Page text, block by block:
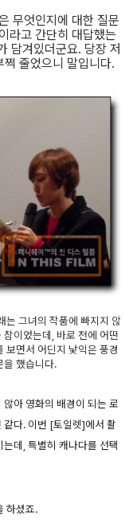
무엇인지에 대한 질문
라고 간단히 대답했는
담겨있더군요. 당장 저
줄었으니 말입니다.
는 그녀의 작품에 빠지지 않
이었는데, 바로 전에 어떤
보면서 어딘지 낯익은 풍경
을 했습니다.
아 영화의 배경이 되는 로
같다. 이번 [토일렛]에서 촬
데, 특별히 캐나다를 선택
하셨죠.